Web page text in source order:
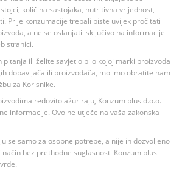
količina sastojaka, nutritivna vrijednost,
Prije konzumacije trebali biste uvijek pročitati
a ne se oslanjati isključivo na informacije
stranici.
pitanja ili želite savjet o bilo kojoj marki proizvoda
dobavljača ili proizvođača, molimo obratite nam
za Korisnike.
redovito ažuriraju, Konzum plus d.o.o.
informacije. Ovo ne utječe na vaša zakonska
se samo za osobne potrebe, a nije ih dozvoljeno
bez prethodne suglasnosti Konzum plus